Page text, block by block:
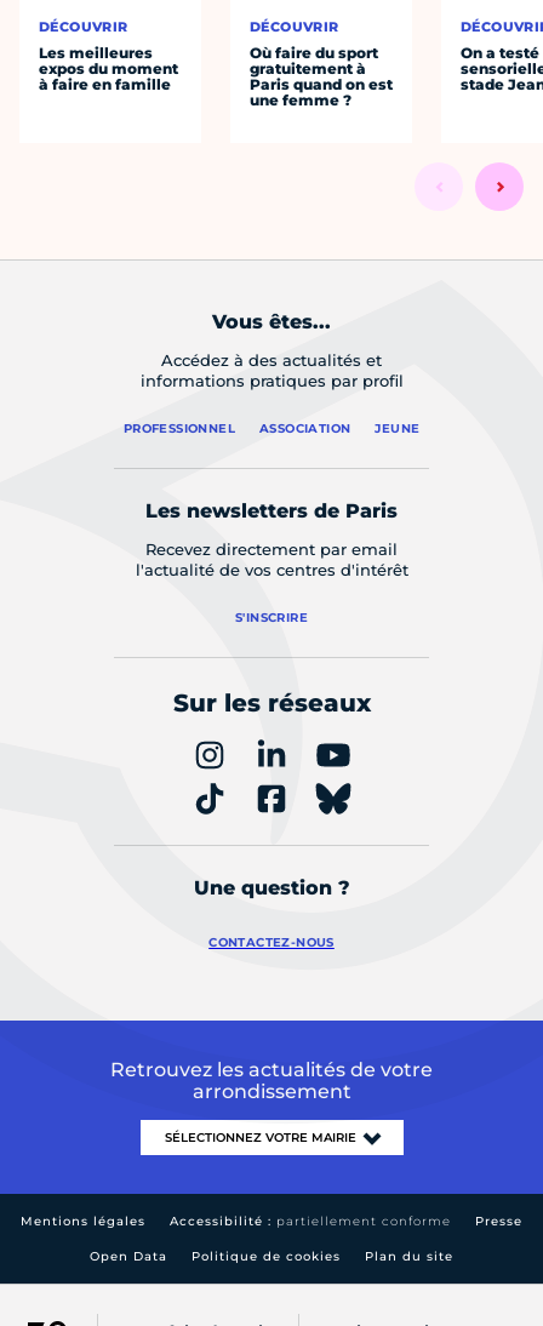
DÉCOUVRIR
Les meilleures
expos du moment
à faire en famille
DÉCOUVRIR
Où faire du sport
gratuitement à
Paris quand on est
une femme ?
On a
stade
Vous êtes...
Accédez à des actualités et
informations pratiques par profil
PROFESSIONNEL ASSOCIATION JEUNE
Les newsletters de Paris
Recevez directement par email
l'actualité de vos centres d'intérêt
S'INSCRIRE
Sur les réseaux
Une question ?
CONTACTEZ-NOUS
Retrouvez les actualités de votre
arrondissement
Mentions légales Accessibilité : partiellement conforme Presse
Open Data Politique de cookies Plan du site